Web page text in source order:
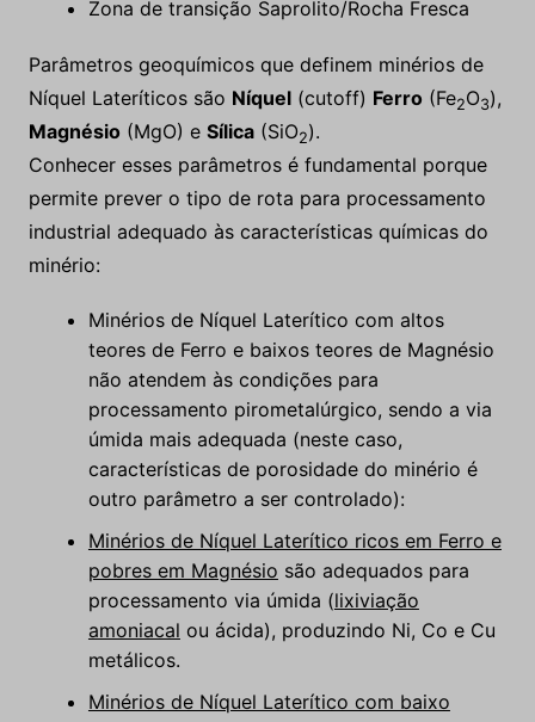
Zona de transição Saprolito/Rocha Fresca
Parâmetros geoquímicos que definem minérios de
Níquel Lateríticos são Níquel(cutoff) Ferro(Fe2O3),
Magnésio(MgO) e Sílica(SiO2).
Conhecer esses parâmetros é fundamental porque
permite prever o tipo de rota para processamento
industrial adequado às características químicas do
minério:
Minérios de Níquel Laterítico com altos
teores de Ferro e baixos teores de Magnésio
não atendem às condições para
processamento pirometalúrgico, sendo a via
úmida mais adequada (neste caso,
características de porosidade do minério é
outro parâmetro a ser controlado):
Minérios de Níquel Laterítico ricos em Ferro e
pobres em Magnésio são adequados para
processamento via úmida (lixiviação
amoniacal ou ácida), produzindo Ni, Co e Cu
metálicos.
Minérios de Níquel Laterítico com baixo